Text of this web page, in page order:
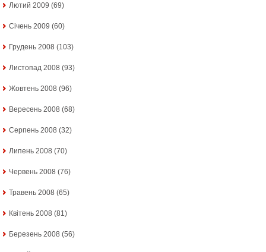
Лютий 2009 (69)
Січень 2009 (60)
Грудень 2008 (103)
Листопад 2008 (93)
Жовтень 2008 (96)
Вересень 2008 (68)
Серпень 2008 (32)
Липень 2008 (70)
Червень 2008 (76)
Травень 2008 (65)
Квітень 2008 (81)
Березень 2008 (56)